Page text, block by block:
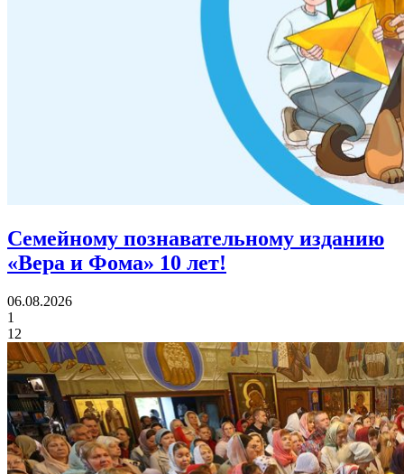
Семейному познавательному изданию
«Вера и Фома» 10 лет!
06.08.2026
1
12